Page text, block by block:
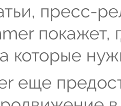
пресс-
покажет,
которые
еще